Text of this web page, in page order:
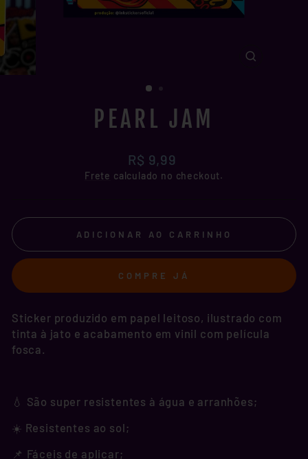
PEARL JAM
Preço
normal
R$ 9,99
Frete calculado no checkout.
ADICIONAR AO CARRINHO
COMPRE JÁ
Sticker produzido em papel leitoso, ilustrado com
tinta à jato e acabamento em vinil com película
fosca.
💧 São super resistentes à água e arranhões;
☀️ Resistentes ao sol;
📌 Fáceis de aplicar;